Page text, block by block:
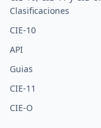
Clasificaciones
CIE-10
API
Guias
CIE-11
CIE-O